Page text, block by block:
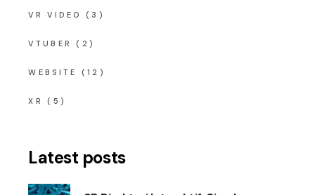
VR VIDEO (3)
VTUBER (2)
WEBSITE (12)
XR (5)
Latest posts